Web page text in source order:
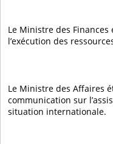
Le Ministre des
l’exécution des
Le Ministre des Affaires
communication sur
situation internationale.